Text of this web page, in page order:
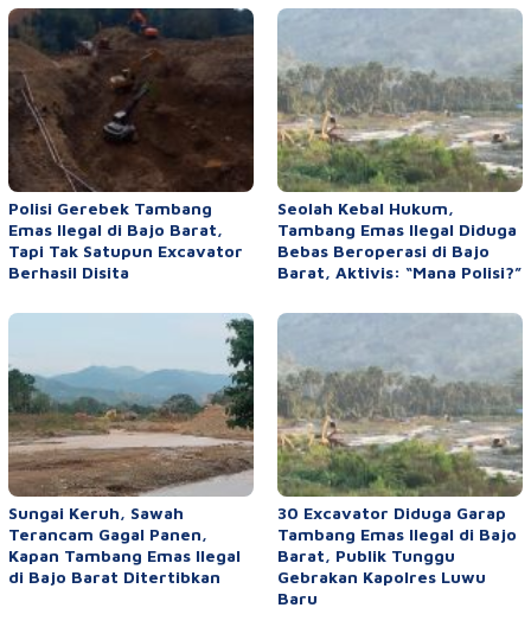
Polisi Gerebek Tambang
Emas Ilegal di Bajo Barat,
Tapi Tak Satupun Excavator
Berhasil Disita
Seolah Kebal Hukum,
Tambang Emas Ilegal Diduga
Bebas Beroperasi di Bajo
Barat, Aktivis: “Mana Polisi?”
Sungai Keruh, Sawah
Terancam Gagal Panen,
Kapan Tambang Emas Ilegal
di Bajo Barat Ditertibkan
30 Excavator Diduga Garap
Tambang Emas Ilegal di Bajo
Barat, Publik Tunggu
Gebrakan Kapolres Luwu
Baru